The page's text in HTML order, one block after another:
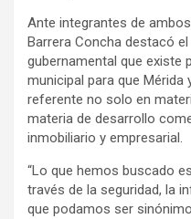
Ante integrantes de
Barrera Concha destacó
gubernamental que existe
municipal para que
referente no solo en
materia de desarrollo
inmobiliario y empresarial.
“Lo que hemos buscado
través de la seguridad, la
que podamos ser